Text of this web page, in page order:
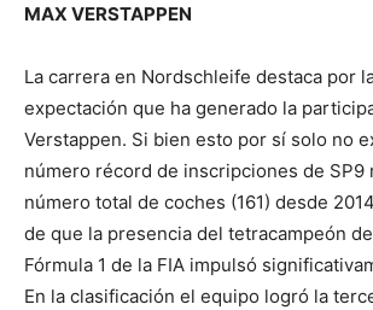
MAX VERSTAPPEN
La carrera en Nordschleife destaca por
expectación que ha generado la
Verstappen. Si bien esto por sí solo no
número récord de inscripciones de SP9
número total de coches (161) desde
de que la presencia del tetracampeón
Fórmula 1 de la FIA impulsó
En la clasificación el equipo logró la